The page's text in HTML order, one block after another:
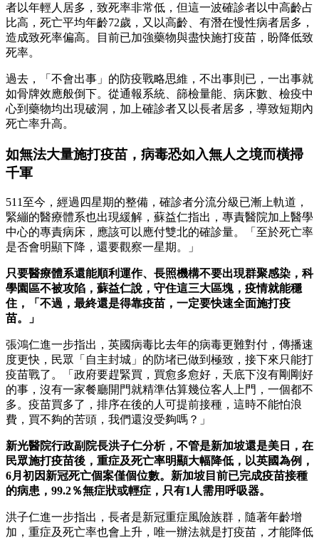
者以年輕人居多，致死率非常低，但這一波確診者以中高齡占
比高，死亡平均年齡72歲，又以高齡、有潛在慢性病者居多，
造成致死率偏高。目前已加強藥物與盡快施打疫苗，盼降低致
死率。
過去，「不會出事」的防疫戰略思維，不出事則已，一出事就
如骨牌效應般倒下。從通報系統、篩檢量能、病床數、檢疫中
心到藥物均出現破洞，加上確診者又以長者居多，導致短期內
死亡率升高。
如無法大量施打疫苗，病毒恐如入無人之境而橫掃
千軍
511至今，經過四星期的整備，確診者分流分級已漸上軌道，
緊繃的醫療體系也出現緩解，蘇益仁指出，專責醫院加上醫學
中心的專責病床，應該可以應付雙北的確診量。「至於死亡率
是否會明顯下降，還要觀察一星期。」
只要醫療體系還能順利運作、長照機構不要出現群聚感染，科
學園區不被攻陷，蘇益仁說，守住這三大區塊，疫情就能穩
住，「不過，最終還是得靠疫苗，一定要快速全面施打疫
苗。」
張鴻仁進一步指出，英國病毒比去年的病毒更難對付，傳播速
度更快，民眾「自主封城」的防堵已做到極致，接下來只能打
疫苗戰了。「政府要趕緊買，買愈多愈好，天底下沒有剛剛好
的事，沒有一家餐廳開門就精準估算幾位客人上門，一個都不
多。疫苗買多了，排序在後的人可提前接種，這時不能怕浪
費，買不夠的苦頭，我們還沒受夠嗎？」
新光醫院行政副院長洪子仁分析，不管是新加坡還是美日，在
民眾施打疫苗後，重症及死亡率明顯大幅降低，以英國為例，
6月初因新冠死亡個案僅個位數。新加坡目前已完成疫苗接種
的病患，99.2％無症狀或輕症，只有1人需用呼吸器。
洪子仁進一步指出，長者是新冠重症風險族群，隨著年齡增
加，重症及死亡率也會上升，唯一辦法就是打疫苗，才能降低